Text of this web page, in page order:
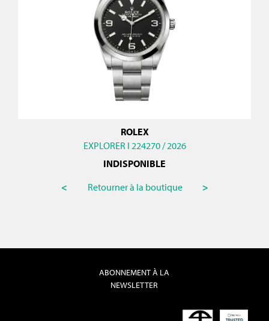
ROLEX
EXPLORER I 224270 / 2026
INDISPONIBLE
<
Retourner à la boutique >
ABONNEMENT À LA
NEWSLETTER